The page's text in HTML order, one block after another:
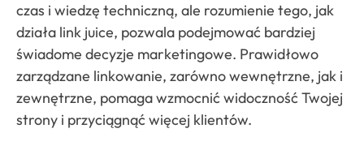
czas i wiedzę techniczną, ale rozumienie tego, jak
działa link juice, pozwala podejmować bardziej
świadome decyzje marketingowe. Prawidłowo
zarządzane linkowanie, zarówno wewnętrzne, jak i
zewnętrzne, pomaga wzmocnić widoczność Twojej
strony i przyciągnąć więcej klientów.